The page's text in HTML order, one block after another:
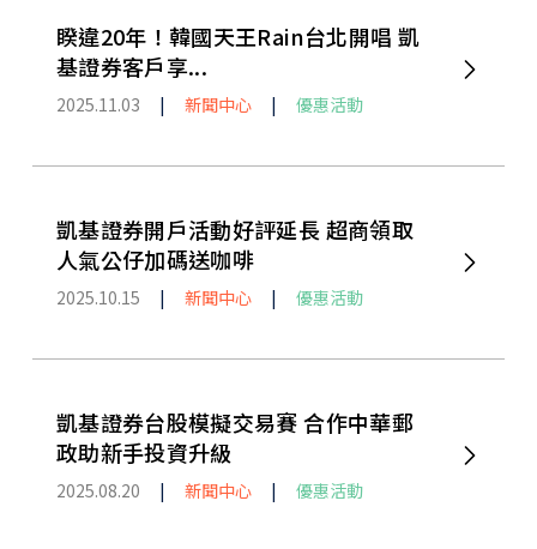
睽違20年！韓國天王Rain台北開唱 凱
基證券客戶享...
2025.11.03 | 新聞中心 | 優惠活動
凱基證券開戶活動好評延長 超商領取
人氣公仔加碼送咖啡
2025.10.15 | 新聞中心 | 優惠活動
凱基證券台股模擬交易賽 合作中華郵
政助新手投資升級
2025.08.20 | 新聞中心 | 優惠活動